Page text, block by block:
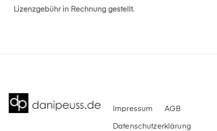
Lizenzgebühr in Rechnung gestellt.
Impressum AGB
Datenschutzerklärung